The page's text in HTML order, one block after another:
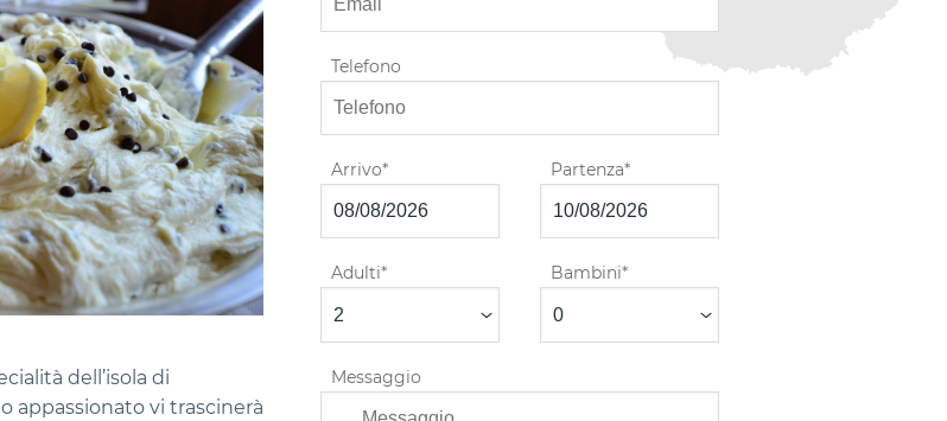
dell’isola di
appassionato vi trascinerà
Telefono
Arrivo Partenza
Adulti Bambini
Messaggio